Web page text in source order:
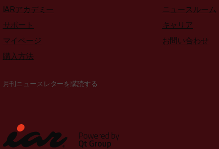
IARアカデミー
サポート
マイページ
購入方法
ニュースルーム
キャリア
お問い合わせ
月刊ニュースレターを購読する